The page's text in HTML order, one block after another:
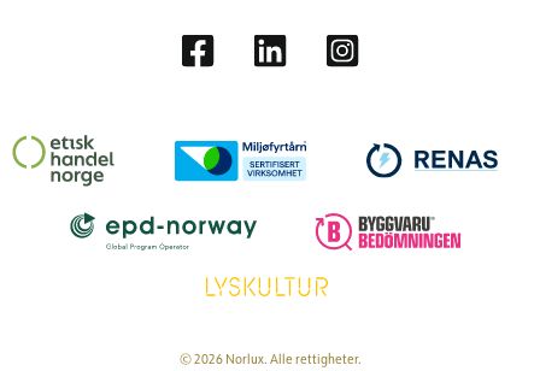
© 2026 Norlux. Alle rettigheter.